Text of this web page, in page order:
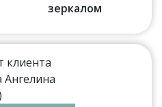
зеркалом